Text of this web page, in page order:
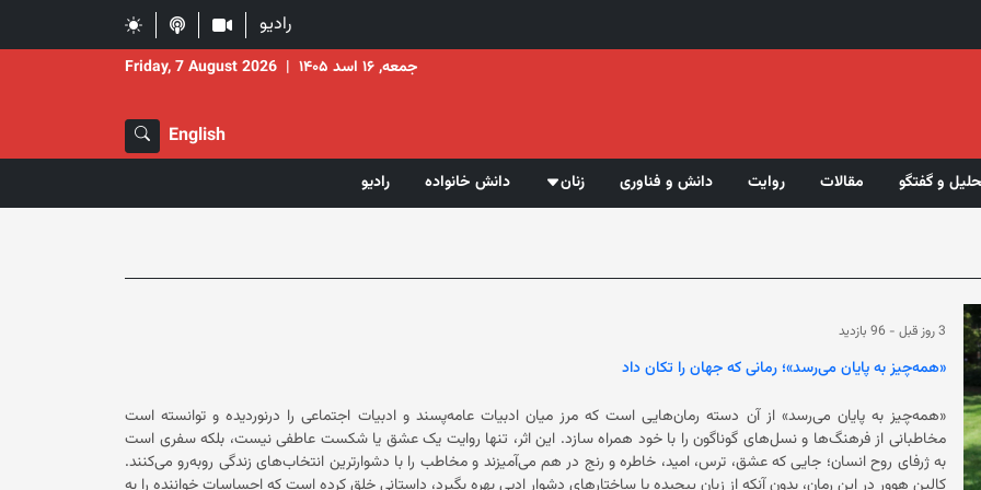
رادیو
جمعه, ۱۶ اسد ۱۴۰۵ |
Friday, 7 August 2026
English
و گفتگو مقالات روایت دانش و فناوری زنان دانش خانواده رادیو
3 روز قبل - 96 بازدید
«همه‌چیز به پایان می‌رسد»؛ رمانی که جهان را تکان داد
«همه‌چیز به پایان می‌رسد» از آن دسته رمان‌هایی است که مرز میان ادبیات عامه‌پسند و ادبیات اجتماعی را درنوردیده و توانسته است
مخاطبانی از فرهنگ‌ها و نسل‌های گوناگون را با خود همراه سازد. این اثر، تنها روایت یک عشق یا شکست عاطفی نیست، بلکه سفری است
به ژرفای روح انسان؛ جایی که عشق، ترس، امید، خاطره و رنج در هم می‌آمیزند و مخاطب را با دشوارترین انتخاب‌های زندگی روبه‌رو می‌کنند.